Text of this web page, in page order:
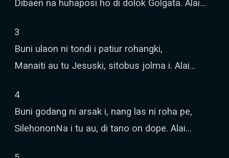
Dibaen na huhaposi ho di dolok Golgata. Alai…
3
Buni ulaon ni tondi i patiur rohangki,
Manaiti au tu Jesuski, sitobus jolma i. Alai…
4
Buni godang ni arsak i, nang las ni roha pe,
SilehononNa i tu au, di tano on dope. Alai…